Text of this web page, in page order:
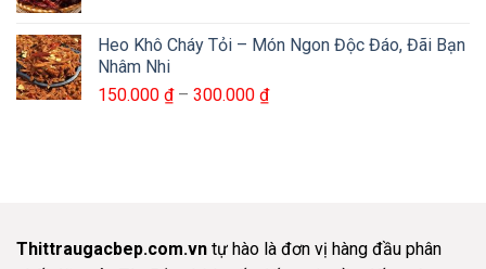
235.000 ₫
470.000 ₫
Heo Khô Cháy Tỏi – Món Ngon Độc Đáo, Đãi Bạn
Nhâm Nhi
150.000 ₫ – 300.000 ₫Khoảng
Thittraugacbep.com.vn tự hào là đơn vị hàng đầu phân